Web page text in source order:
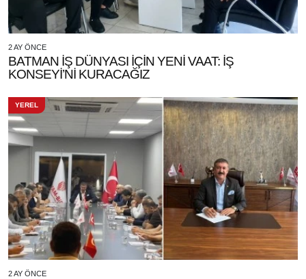
2 AY ÖNCE
BATMAN İŞ DÜNYASI İÇİN YENİ VAAT: İŞ
KONSEYİ’Nİ KURACAĞIZ
YEREL
2 AY ÖNCE